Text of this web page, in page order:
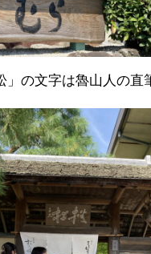
」の文字は魯山人の直